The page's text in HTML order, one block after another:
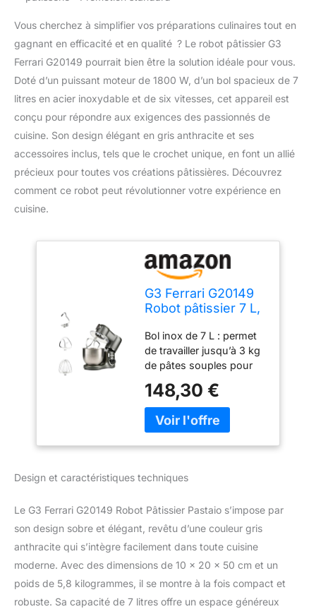
Vous cherchez à simplifier vos préparations culinaires tout en
gagnant en efficacité et en qualité ? Le robot pâtissier G3
Ferrari G20149 pourrait bien être la solution idéale pour vous.
Doté d’un puissant moteur de 1800 W, d’un bol spacieux de 7
litres en acier inoxydable et de six vitesses, cet appareil est
conçu pour répondre aux exigences des passionnés de
cuisine. Son design élégant en gris anthracite et ses
accessoires inclus, tels que le crochet unique, en font un allié
précieux pour toutes vos créations pâtissières. Découvrez
comment ce robot peut révolutionner votre expérience en
cuisine.
G3 Ferrari G20149
Robot pâtissier 7 L,
max, Gris Anthracite
Bol inox de 7 L : permet
de travailler jusqu’à 3 kg
de pâtes souples pour
plus fermes, comme les
pâtes à pain ou à pizza,
et 1,5 kg de pâte aux
accessoires optionnels
hachoir à viande G20114,
laminoir à pâtes G20115,
accessoire G20116 pour
accessoire G20117 pour
les spaghettis 3
accessoires inclus +
148,30 €
Design et caractéristiques techniques
Le G3 Ferrari G20149 Robot Pâtissier Pastaio s’impose par
son design sobre et élégant, revêtu d’une couleur gris
anthracite qui s’intègre facilement dans toute cuisine
moderne. Avec des dimensions de 10 x 20 x 50 cm et un
poids de 5,8 kilogrammes, il se montre à la fois compact et
robuste. Sa capacité de 7 litres offre un espace généreux